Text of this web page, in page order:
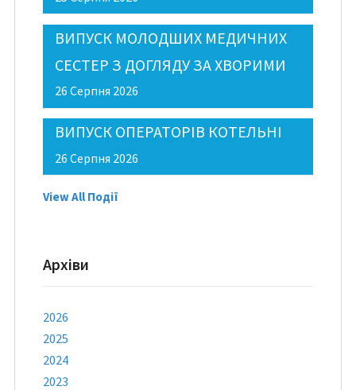
ВИПУСК МОЛОДШИХ МЕДИЧНИХ
СЕСТЕР З ДОГЛЯДУ ЗА ХВОРИМИ
26 Серпня 2026
ВИПУСК ОПЕРАТОРІВ КОТЕЛЬНІ
26 Серпня 2026
View All Події
Архіви
2026
2025
2024
2023